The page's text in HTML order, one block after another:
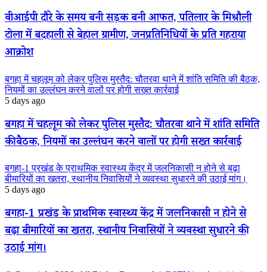
वीआईपी दौरे के समय बनी सड़क बनी आफत, पतिलार के मिश्रौली
टोला में बदहाली से बेहाल ग्रामीण, जनप्रतिनिधियों के प्रति गहराया
आक्रोश
बगहा में चहलूम को लेकर पुलिस मुस्तैद: चौतरवा थाने में शांति समिति की बैठक,
नियमों का उल्लंघन करने वालों पर होगी सख्त कार्रवाई
5 days ago
बगहा में चहलूम को लेकर पुलिस मुस्तैद: चौतरवा थाने में शांति समिति
की बैठक, नियमों का उल्लंघन करने वालों पर होगी सख्त कार्रवाई
बगहा-1 प्रखंड के प्राथमिक स्वास्थ्य केंद्र में जलनिकासी न होने से बढ़ा
बीमारियों का खतरा, स्थानीय निवासियों ने व्यवस्था सुधारने की उठाई मांग।
5 days ago
बगहा-1 प्रखंड के प्राथमिक स्वास्थ्य केंद्र में जलनिकासी न होने से
बढ़ा बीमारियों का खतरा, स्थानीय निवासियों ने व्यवस्था सुधारने की
उठाई मांग।